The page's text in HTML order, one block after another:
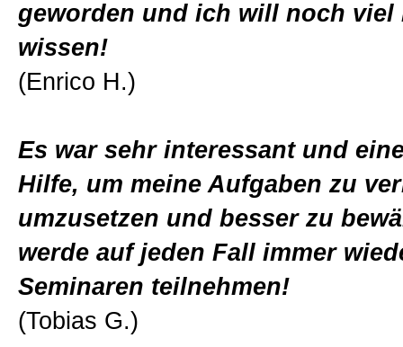
geworden und ich will noch viel
wissen!
(Enrico H.)
Es war sehr interessant und
Hilfe, um meine Aufgaben zu
umzusetzen und besser zu
werde auf jeden Fall immer
Seminaren teilnehmen!
(Tobias G.)